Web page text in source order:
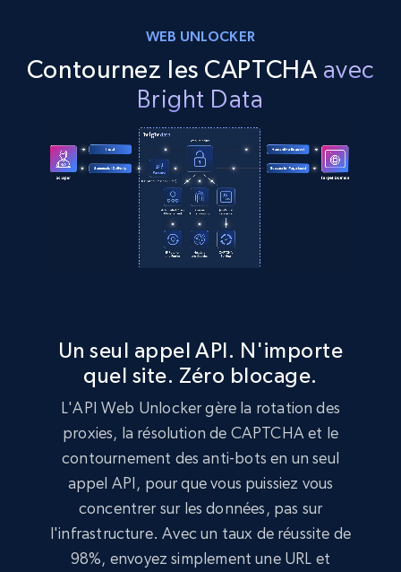
WEB UNLOCKER
Contournez les CAPTCHA avec
Bright Data
Un seul appel API. N'importe
quel site. Zéro blocage.
L'API Web Unlocker gère la rotation des
proxies, la résolution de CAPTCHA et le
contournement des anti-bots en un seul
appel API, pour que vous puissiez vous
concentrer sur les données, pas sur
l'infrastructure. Avec un taux de réussite de
98%, envoyez simplement une URL et